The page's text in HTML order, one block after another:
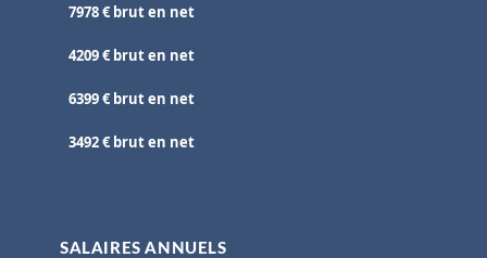
7978 € brut en net
4209 € brut en net
6399 € brut en net
3492 € brut en net
SALAIRES ANNUELS